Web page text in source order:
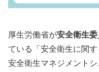
厚生労働省が安全衛生
ている「安全衛生に関
安全衛生マネジメント